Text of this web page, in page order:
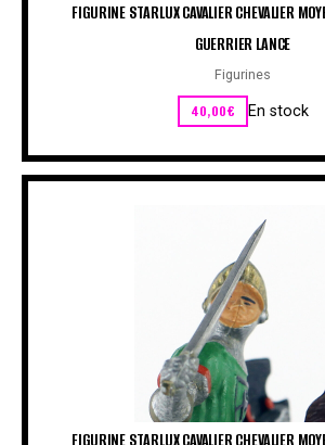
FIGURINE STARLUX CAVALIER CHEVALIER
GUERRIER LANCE
Figurines
40,00€ En stock
FIGURINE STARLUX CAVALIER CHEVALIER